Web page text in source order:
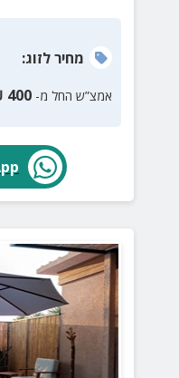
מחירלזוג:
אמצ”ש החל מ- 400